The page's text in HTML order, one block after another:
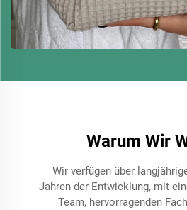
Warum Wir
Wir verfügen über
Jahren der Entwicklung, mit
Team, hervorragenden